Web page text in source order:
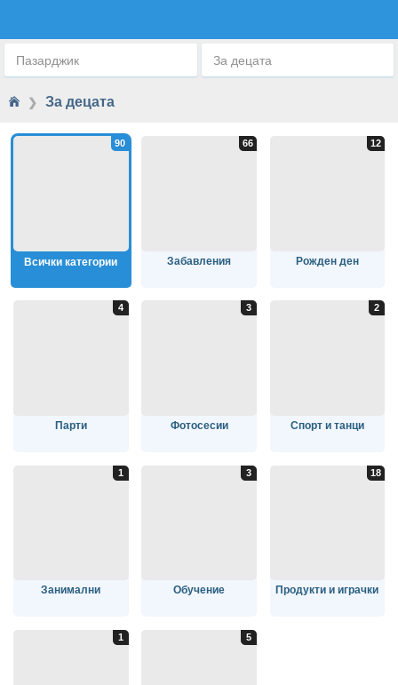
Пазарджик За децата
❯ За децата
Всички категории Забавления Рожден ден
Парти Фотосесии Спорт и танци
Занимални Обучение Продукти и играчки